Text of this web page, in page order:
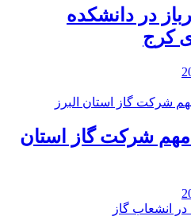
در دانشکده
کرج
مهم شرکت گاز استان